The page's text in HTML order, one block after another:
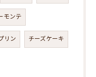
モンテ
リン チーズケーキ